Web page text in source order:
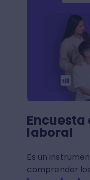
laboral
Es un
comprender